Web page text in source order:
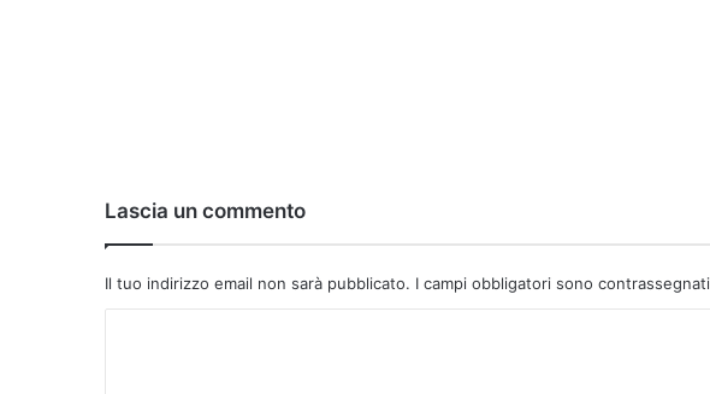
Lascia un commento
Il tuo indirizzo email non sarà pubblicato. I campi obbligatori sono contrassegnati